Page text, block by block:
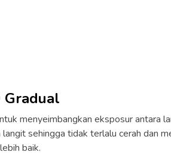
menyeimbangkan eksposur antara
langit sehingga tidak terlalu cerah dan
baik.